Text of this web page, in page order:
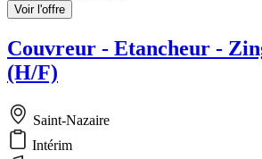
Voir l'offre
Couvreur - Etancheur -
(H/F)
Saint-Nazaire
Intérim